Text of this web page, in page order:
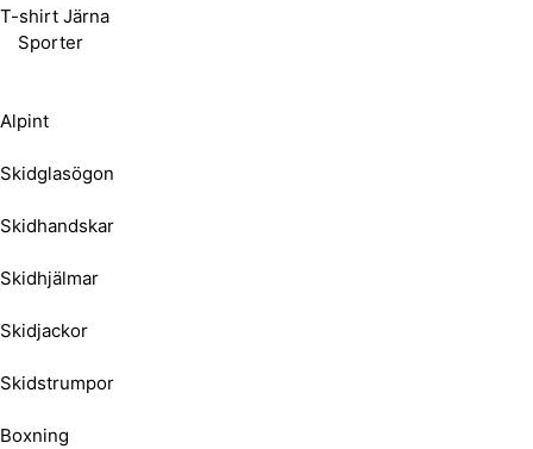
T-shirt Järna
Sporter
Alpint
Skidglasögon
Skidhandskar
Skidhjälmar
Skidjackor
Skidstrumpor
Boxning